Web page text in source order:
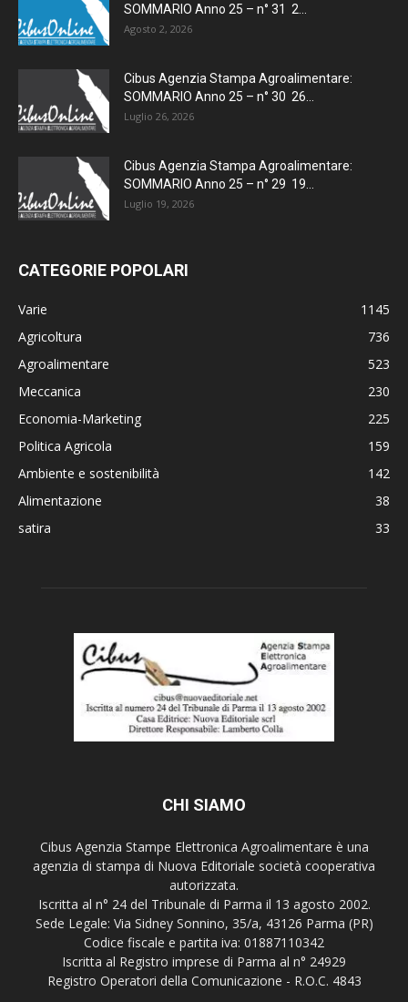
SOMMARIO Anno 25 – n° 31 2...
Agosto 2, 2026
Cibus Agenzia Stampa Agroalimentare:
SOMMARIO Anno 25 – n° 30 26...
Luglio 26, 2026
Cibus Agenzia Stampa Agroalimentare:
SOMMARIO Anno 25 – n° 29 19...
Luglio 19, 2026
CATEGORIE POPOLARI
Varie
1145
Agricoltura
736
Agroalimentare
523
Meccanica
230
Economia-Marketing
225
Politica Agricola
159
Ambiente e sostenibilità
142
Alimentazione
38
satira
33
CHI SIAMO
Cibus Agenzia Stampe Elettronica Agroalimentare è una
agenzia di stampa di Nuova Editoriale società cooperativa
autorizzata.
Iscritta al n° 24 del Tribunale di Parma il 13 agosto 2002.
Sede Legale: Via Sidney Sonnino, 35/a, 43126 Parma (PR)
Codice fiscale e partita iva: 01887110342
Iscritta al Registro imprese di Parma al n° 24929
Registro Operatori della Comunicazione - R.O.C. 4843